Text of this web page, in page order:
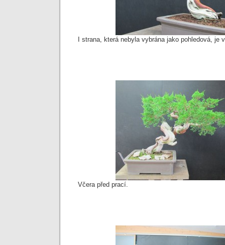
I strana, která nebyla vybrána jako pohledová, je
Včera před prací.